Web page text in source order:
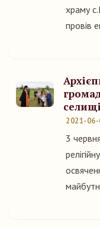
храму
провів
2021-06-
3